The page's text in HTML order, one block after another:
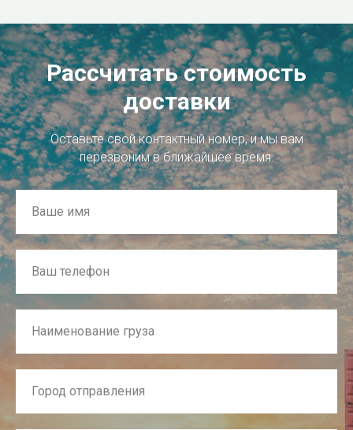
Рассчитать стоимость
доставки
Оставьте свой контактный номер, и мы вам
перезвоним в ближайшее время.